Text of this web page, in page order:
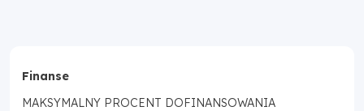
Finanse
MAKSYMALNY PROCENT DOFINANSOWANIA